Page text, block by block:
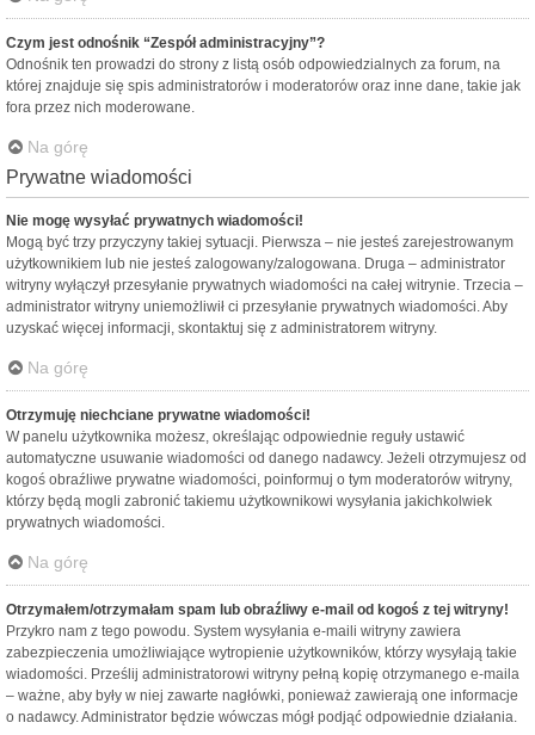
Czym jest odnośnik “Zespół administracyjny”?
Odnośnik ten prowadzi do strony z listą osób odpowiedzialnych za forum, na
której znajduje się spis administratorów i moderatorów oraz inne dane, takie jak
fora przez nich moderowane.
Na górę
Prywatne wiadomości
Nie mogę wysyłać prywatnych wiadomości!
Mogą być trzy przyczyny takiej sytuacji. Pierwsza – nie jesteś zarejestrowanym
użytkownikiem lub nie jesteś zalogowany/zalogowana. Druga – administrator
witryny wyłączył przesyłanie prywatnych wiadomości na całej witrynie. Trzecia –
administrator witryny uniemożliwił ci przesyłanie prywatnych wiadomości. Aby
uzyskać więcej informacji, skontaktuj się z administratorem witryny.
Na górę
Otrzymuję niechciane prywatne wiadomości!
W panelu użytkownika możesz, określając odpowiednie reguły ustawić
automatyczne usuwanie wiadomości od danego nadawcy. Jeżeli otrzymujesz od
kogoś obraźliwe prywatne wiadomości, poinformuj o tym moderatorów witryny,
którzy będą mogli zabronić takiemu użytkownikowi wysyłania jakichkolwiek
prywatnych wiadomości.
Na górę
Otrzymałem/otrzymałam spam lub obraźliwy e-mail od kogoś z tej witryny!
Przykro nam z tego powodu. System wysyłania e-maili witryny zawiera
zabezpieczenia umożliwiające wytropienie użytkowników, którzy wysyłają takie
wiadomości. Prześlij administratorowi witryny pełną kopię otrzymanego e-maila
– ważne, aby były w niej zawarte nagłówki, ponieważ zawierają one informacje
o nadawcy. Administrator będzie wówczas mógł podjąć odpowiednie działania.